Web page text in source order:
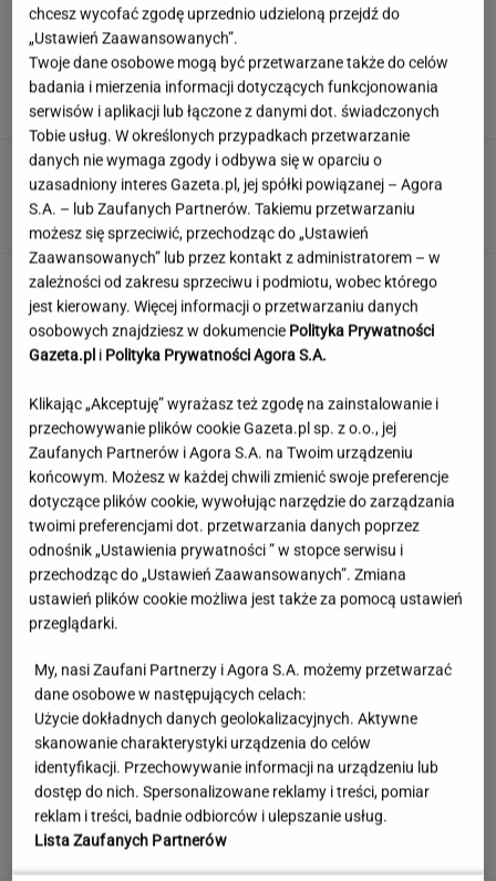
Księżniczka musi iść do wojska. Tyle czasu
spędzi w armii
Urzędnicy pukają do domów. Chcą paragonów
MATERIAŁ PROMOCYJNY
Córka Cruise'a i Holmes zagrała w teatrze.
Tyle osób przyszło na jej występ
Rekord padł w niewielkim stawie. Taki okaz
trafia się bardzo rzadko
chcesz wycofać zgodę uprzednio udzieloną przejdź do
„Ustawień Zaawansowanych”.
Twoje dane osobowe mogą być przetwarzane także do celów
badania i mierzenia informacji dotyczących funkcjonowania
serwisów i aplikacji lub łączone z danymi dot. świadczonych
Tobie usług. W określonych przypadkach przetwarzanie
danych nie wymaga zgody i odbywa się w oparciu o
uzasadniony interes Gazeta.pl, jej spółki powiązanej – Agora
S.A. – lub Zaufanych Partnerów. Takiemu przetwarzaniu
możesz się sprzeciwić, przechodząc do „Ustawień
Zaawansowanych” lub przez kontakt z administratorem – w
zależności od zakresu sprzeciwu i podmiotu, wobec którego
jest kierowany. Więcej informacji o przetwarzaniu danych
osobowych znajdziesz w dokumencie Polityka Prywatności
Gazeta.pl i Polityka Prywatności Agora S.A.
Klikając „Akceptuję” wyrażasz też zgodę na zainstalowanie i
przechowywanie plików cookie Gazeta.pl sp. z o.o., jej
Zaufanych Partnerów i Agora S.A. na Twoim urządzeniu
końcowym. Możesz w każdej chwili zmienić swoje preferencje
dotyczące plików cookie, wywołując narzędzie do zarządzania
twoimi preferencjami dot. przetwarzania danych poprzez
odnośnik „Ustawienia prywatności ” w stopce serwisu i
przechodząc do „Ustawień Zaawansowanych”. Zmiana
ustawień plików cookie możliwa jest także za pomocą ustawień
przeglądarki.
My, nasi Zaufani Partnerzy i Agora S.A. możemy przetwarzać
dane osobowe w następujących celach:
Użycie dokładnych danych geolokalizacyjnych. Aktywne
skanowanie charakterystyki urządzenia do celów
identyfikacji. Przechowywanie informacji na urządzeniu lub
dostęp do nich. Spersonalizowane reklamy i treści, pomiar
reklam i treści, badnie odbiorców i ulepszanie usług.
Lista Zaufanych Partnerów